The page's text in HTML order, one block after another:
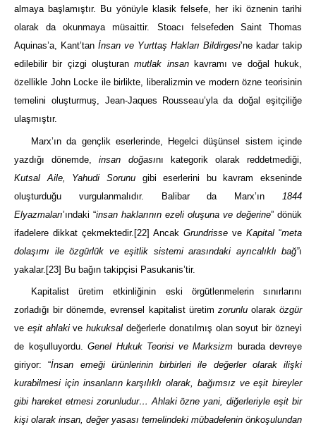
almaya başlamıştır. Bu yönüyle klasik felsefe, her iki öznenin tarihi
olarak da okunmaya müsaittir. Stoacı felsefeden Saint
Thomas
Aquinas’a, Kant’tan İnsan ve Yurttaş Hakları Bildirgesi’ne kadar takip
edilebilir bir çizgi oluşturanmutlak insankavramı ve doğal hukuk,
özellikle John Locke ile birlikte, liberalizmin ve modern özne teorisinin
temelini oluşturmuş, Jean-Jaques Rousseau’yla da doğal eşitçiliğe
ulaşmıştır.
Marx’ın da gençlik eserlerinde, Hegelci düşünsel sistem içinde
yazdığı dönemde,insan doğasını kategorik olarak reddetmediği,
Kutsal Aile, Yahudi Sorunugibi eserlerini bu kavram ekseninde
oluşturduğu vurgulanmalıdır. Balibar da Marx’ın
1844
Elyazmaları’ındaki “insan haklarının ezeli oluşuna ve değerine” dönük
ifadelere dikkat çekmektedir. [22] Ancak Grundrisse ve Kapital “meta
dolaşımı ile özgürlük ve eşitlik sistemi arasındaki ayrıcalıklı bağ”ı
yakalar. [23] Bu bağın takipçisi Pasukanis’tir.
Kapitalist üretim etkinliğinin eski örgütlenmelerin sınırlarını
zorladığı bir dönemde, evrensel kapitalist üretim zorunluolarak özgür
ve eşit ahlakivehukuksal değerlerle donatılmış olan soyut bir özneyi
de koşulluyordu. Genel Hukuk Teorisi ve Marksizm burada devreye
giriyor: “İnsan emeği ürünlerinin birbirleri ile değerler olarak ilişki
kurabilmesi için insanların karşılıklı olarak, bağımsız ve eşit bireyler
gibi hareket etmesi zorunludur… Ahlaki özne yani, diğerleriyle eşit bir
kişi olarak insan, değer yasası temelindeki mübadelenin önkoşulundan